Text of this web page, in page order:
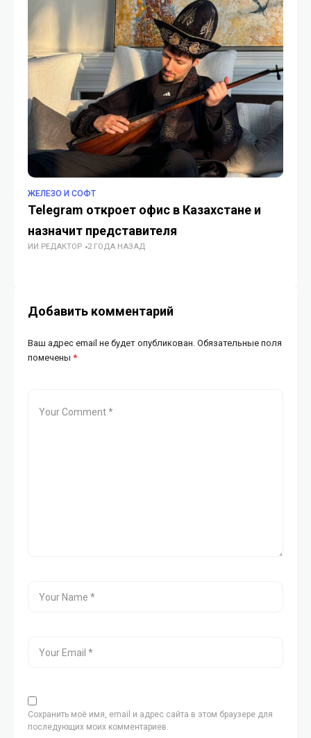
ЖЕЛЕЗО И СОФТ
Telegram откроет офис в Казахстане и
назначит представителя
ИИ РЕДАКТОР 2 ГОДА НАЗАД
Добавить комментарий
Ваш адрес email не будет опубликован. Обязательные поля
помечены *
Сохранить моё имя, email и адрес сайта в этом браузере для
последующих моих комментариев.